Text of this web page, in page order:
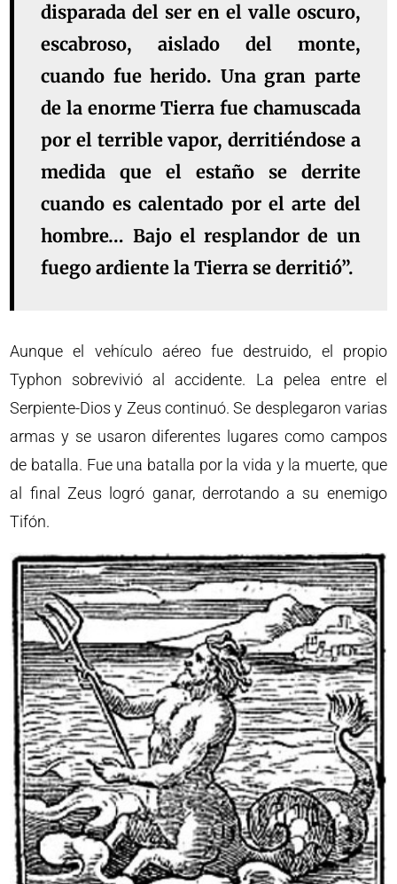
disparada del ser en el valle oscuro,
escabroso, aislado del monte,
cuando fue herido. Una gran parte
de la enorme Tierra fue chamuscada
por el terrible vapor, derritiéndose a
medida que el estaño se derrite
cuando es calentado por el arte del
hombre… Bajo el resplandor de un
fuego ardiente la Tierra se derritió”.
Aunque el vehículo aéreo fue destruido, el propio
Typhon sobrevivió al accidente. La pelea entre el
Serpiente-Dios y Zeus continuó. Se desplegaron varias
armas y se usaron diferentes lugares como campos
de batalla. Fue una batalla por la vida y la muerte, que
al final Zeus logró ganar, derrotando a su enemigo
Tifón.